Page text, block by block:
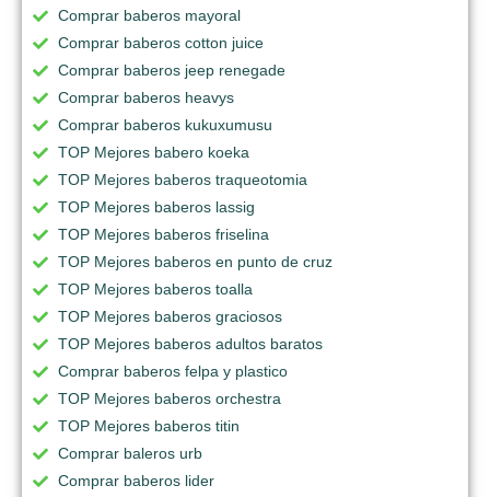
Comprar baberos mayoral
Comprar baberos cotton juice
Comprar baberos jeep renegade
Comprar baberos heavys
Comprar baberos kukuxumusu
TOP Mejores babero koeka
TOP Mejores baberos traqueotomia
TOP Mejores baberos lassig
TOP Mejores baberos friselina
TOP Mejores baberos en punto de cruz
TOP Mejores baberos toalla
TOP Mejores baberos graciosos
TOP Mejores baberos adultos baratos
Comprar baberos felpa y plastico
TOP Mejores baberos orchestra
TOP Mejores baberos titin
Comprar baleros urb
Comprar baberos lider